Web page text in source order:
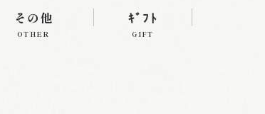
その他
OTHER
ｷﾞﾌﾄ
GIFT